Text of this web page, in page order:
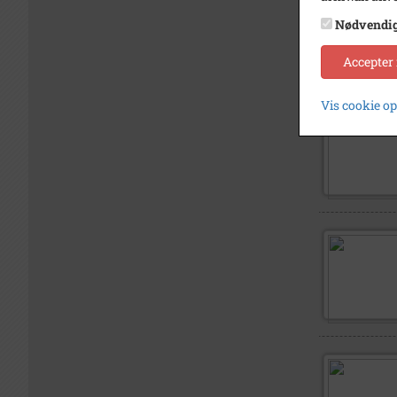
Vis cookie